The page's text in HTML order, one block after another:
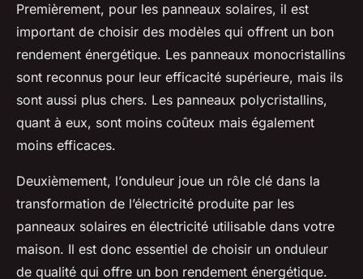
Premièrement, pour les panneaux solaires, il est
important de choisir des modèles qui offrent un bon
rendement énergétique. Les panneaux monocristallins
sont reconnus pour leur efficacité supérieure, mais ils
sont aussi plus chers. Les panneaux polycristallins,
quant à eux, sont moins coûteux mais également
moins efficaces.
Deuxièmement, l’onduleur joue un rôle clé dans la
transformation de l’électricité produite par les
panneaux solaires en électricité utilisable dans votre
maison. Il est donc essentiel de choisir un onduleur
de qualité qui offre un bon rendement énergétique.